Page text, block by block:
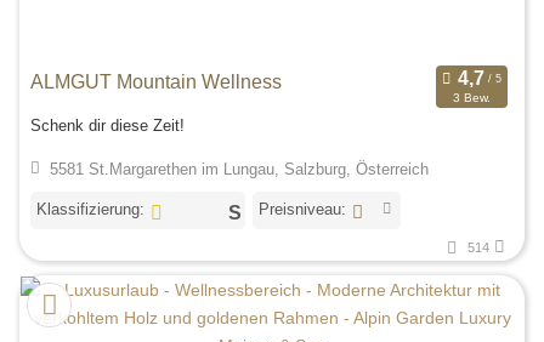
ALMGUT Mountain Wellness
3 Bew.
Schenk dir diese Zeit!
5581 St.Margarethen im Lungau, Salzburg, Österreich
Klassifizierung: Preisniveau:
514